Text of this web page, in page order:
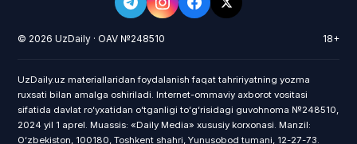
© 2026 UzDaily · OAV №248510 18+
UzDaily.uz materiallaridan foydalanish faqat tahririyatning yozma
ruxsati bilan amalga oshiriladi. Internet-ommaviy axborot vositasi
sifatida davlat roʻyxatidan oʻtganligi toʻgʻrisidagi guvohnoma №248510,
2024 yil 1 aprel. Muassis: «Daily Media» xususiy korxonasi. Manzil:
Oʻzbekiston, 100180, Toshkent shahri, Yunusobod tumani, 12-27-73.